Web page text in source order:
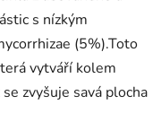
s nízkým
(5%).Toto
vytváří kolem
zvyšuje savá plocha